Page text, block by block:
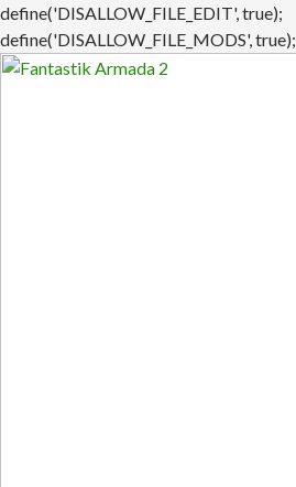
define('DISALLOW_FILE_EDIT', true);
define('DISALLOW_FILE_MODS', true);